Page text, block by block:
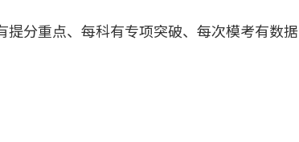
分重点、每科有专项突破、每次模考有数据